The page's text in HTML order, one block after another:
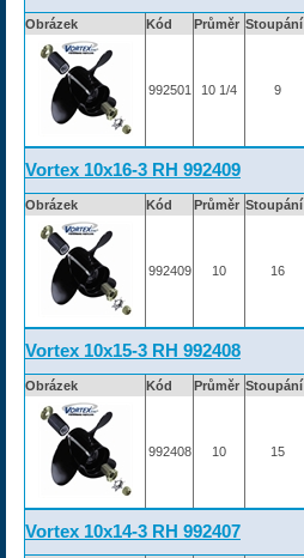
Obrázek Kód Průměr Stoupání
992501 10 1/4 9
Vortex 10x16-3 RH 992409
Obrázek Kód Průměr Stoupání
992409 10 16
Vortex 10x15-3 RH 992408
Obrázek Kód Průměr Stoupání
992408 10 15
Vortex 10x14-3 RH 992407